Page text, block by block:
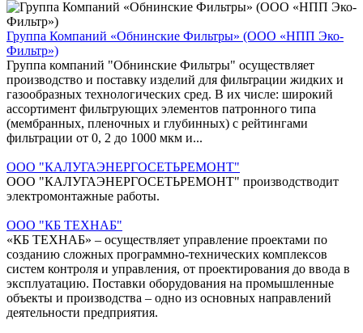
Группа Компаний «Обнинские Фильтры» (ООО «НПП Эко-
Фильтр»)
Группа компаний "Обнинские Фильтры" осуществляет
производство и поставку изделий для фильтрации жидких и
газообразных технологических сред. В их числе: широкий
ассортимент фильтрующих элементов патронного типа
(мембранных, пленочных и глубинных) с рейтингами
фильтрации от 0, 2 до 1000 мкм и...
ООО "КАЛУГАЭНЕРГОСЕТЬРЕМОНТ"
ООО "КАЛУГАЭНЕРГОСЕТЬРЕМОНТ" производстводит
электромонтажные работы.
ООО "КБ ТЕХНАБ"
«КБ ТЕХНАБ» – осуществляет управление проектами по
созданию сложных программно-технических комплексов
систем контроля и управления, от проектирования до ввода в
эксплуатацию. Поставки оборудования на промышленные
объекты и производства – одно из основных направлений
деятельности предприятия.